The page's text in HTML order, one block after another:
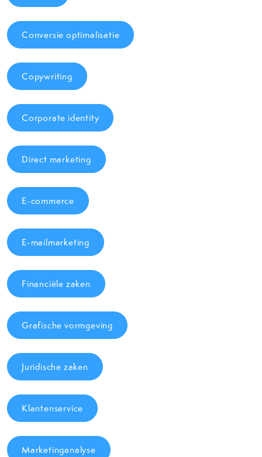
Conversie optimalisatie
Copywriting
Corporate identity
Direct marketing
E-commerce
E-mailmarketing
Financiële zaken
Grafische vormgeving
Juridische zaken
Klantenservice
Marketinganalyse